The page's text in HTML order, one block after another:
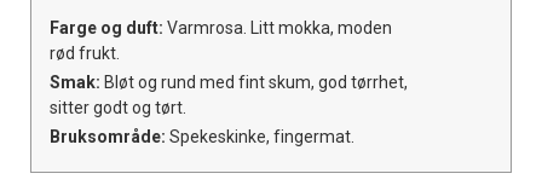
Farge og duft: Varmrosa. Litt mokka, moden
rød frukt.
Smak: Bløt og rund med fint skum, god tørrhet,
sitter godt og tørt.
Bruksområde: Spekeskinke, fingermat.